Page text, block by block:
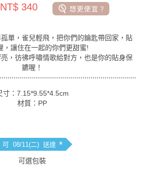
NT$ 340
單，雀兒輕飛，把你們的錀匙帶回家，貼
，讓住在一起的你們更甜蜜!
，彷彿呼嘯情歌給對方，也是你的貼身保
鑣喔！
寸：7.15*9.55*4.5cm
材質：PP
可 08/11(二) 送達 *
可選包裝